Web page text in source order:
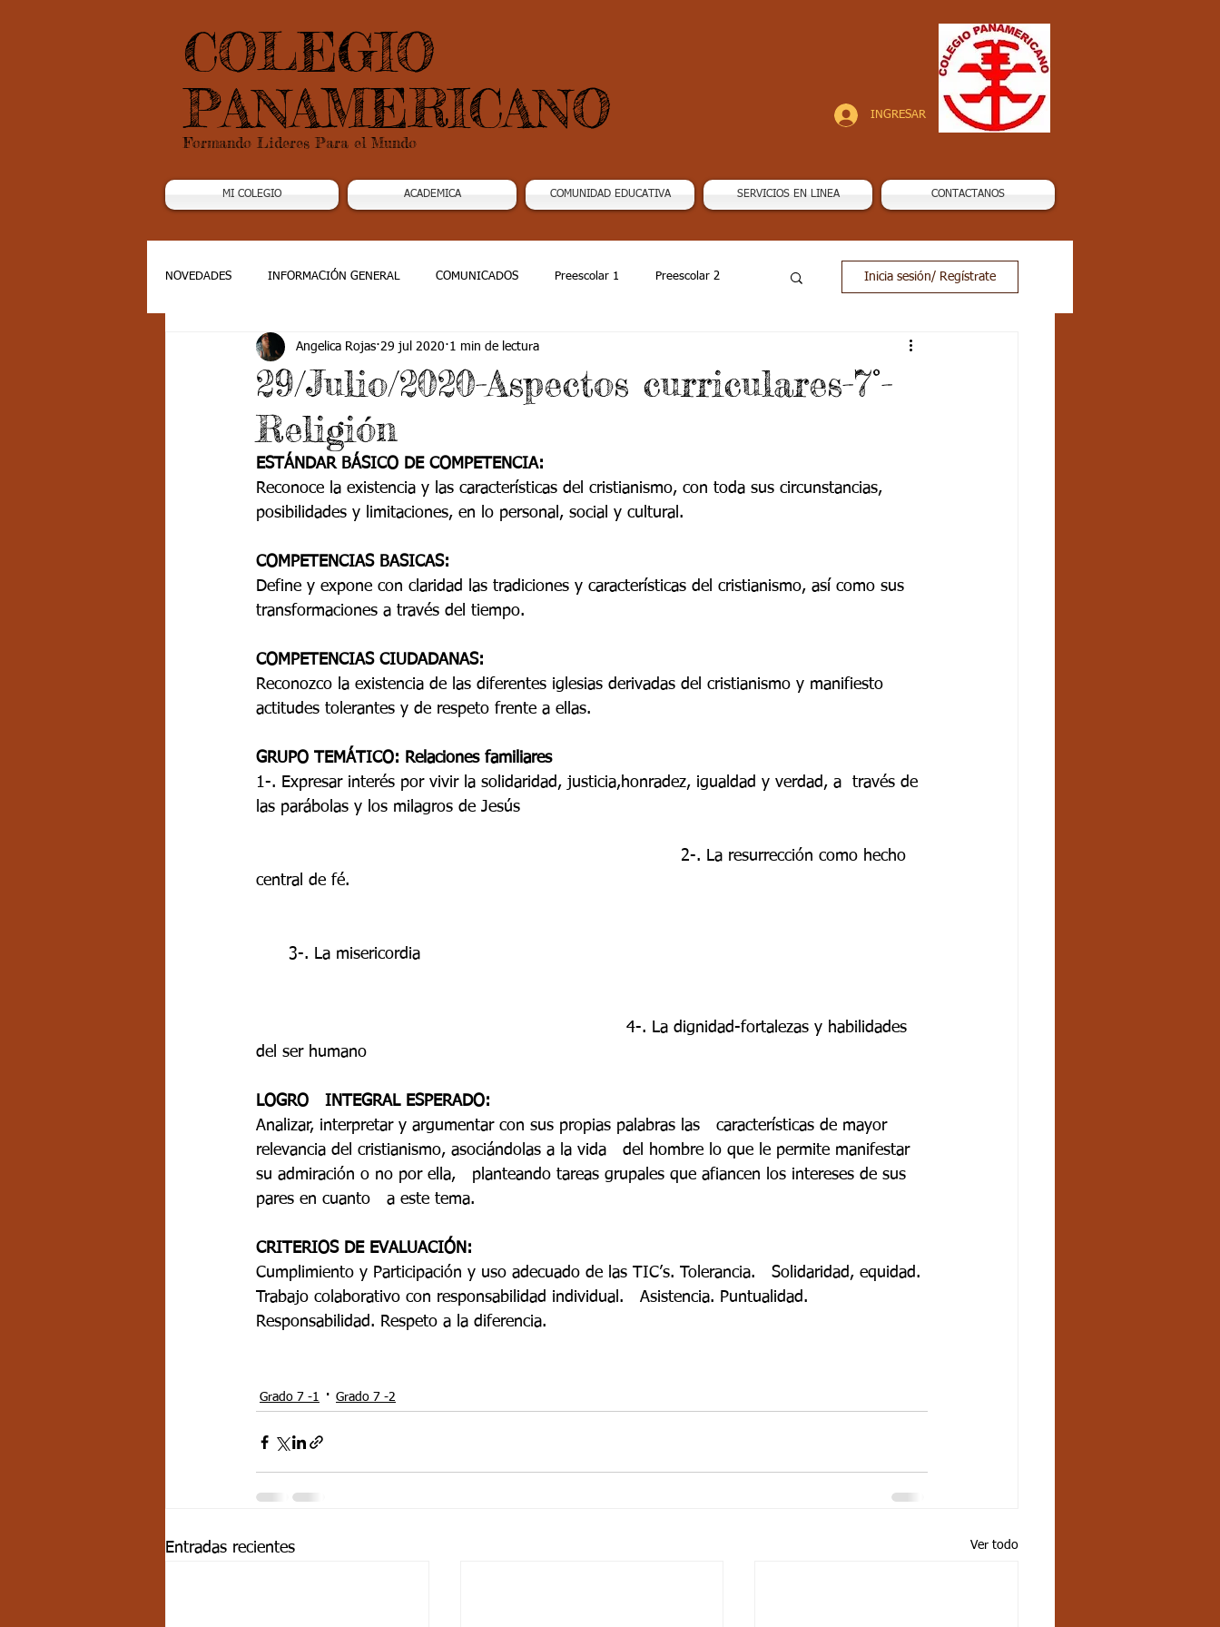
COLEGIO
PANAMERICANO
Formando Lideres Para el Mundo
INGRESAR
MI COLEGIO ACADEMICA COMUNIDAD EDUCATIVA SERVICIOS EN LINEA CONTACTANOS
NOVEDADES INFORMACIÓN GENERAL COMUNICADOS Preescolar 1 Preescolar 2
Grado 2 Grado 3 Grado 4 Grado 5
Grado 8 Grado 9
PSICOLOGÍA INSTITUCIONAL DEPORTES Jardín-2020 Transición-2020
FORMACIÓN POR CICLOS
Inicia sesión/ Regístrate
29/Julio/2020-Aspectos curriculares-7°-
Religión
Angelica Rojas 29 jul 2020 1 min de lectura
ESTÁNDAR BÁSICO DE COMPETENCIA:
Reconoce la existencia y las características del cristianismo, con toda sus circunstancias,
posibilidades y limitaciones, en lo personal, social y cultural.
COMPETENCIAS BASICAS:
Define y expone con claridad las tradiciones y características del cristianismo, así como sus
transformaciones a través del tiempo.
COMPETENCIAS CIUDADANAS:
Reconozco la existencia de las diferentes iglesias derivadas del cristianismo y manifiesto
actitudes tolerantes y de respeto frente a ellas.
GRUPO TEMÁTICO: Relaciones familiares
1-. Expresar interés por vivir la solidaridad, justicia,honradez, igualdad y verdad, a  través de
las parábolas y los milagros de Jesús
                                                                              2-. La resurrección como hecho
central de fé.
      3-. La misericordia
                                                                    4-. La dignidad-fortalezas y habilidades
del ser humano
LOGRO   INTEGRAL ESPERADO:
Analizar, interpretar y argumentar con sus propias palabras las   características de mayor
relevancia del cristianismo, asociándolas a la vida   del hombre lo que le permite manifestar
su admiración o no por ella,   planteando tareas grupales que afiancen los intereses de sus
pares en cuanto   a este tema.
CRITERIOS DE EVALUACIÓN:
Cumplimiento y Participación y uso adecuado de las TIC’s. Tolerancia.   Solidaridad, equidad.
Trabajo colaborativo con responsabilidad individual.   Asistencia. Puntualidad.
Responsabilidad. Respeto a la diferencia.
Grado 7 -1 Grado 7 -2
Entradas recientes Ver todo